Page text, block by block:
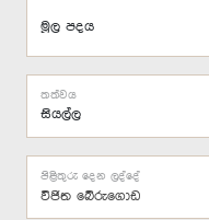
මූල පදය
තත්වය
විජිත බේරුගොඩ
පිළිතුරු දෙන ලද්දේ